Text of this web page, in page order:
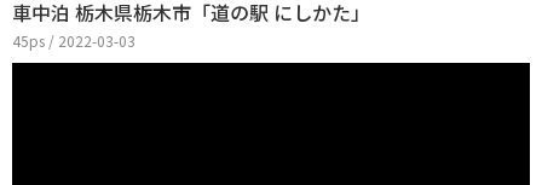
車中泊 栃木県栃木市「道の駅 にしかた」
45ps / 2022-03-03